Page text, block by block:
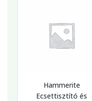
Hammerite
Ecsettisztító és